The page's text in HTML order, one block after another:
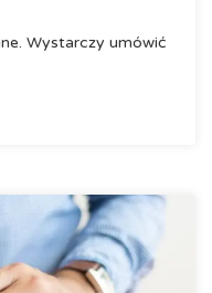
Wystarczy umówić